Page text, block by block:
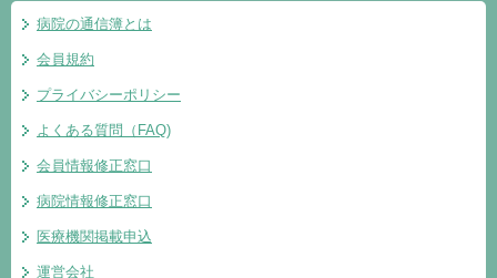
病院の通信簿とは
会員規約
プライバシーポリシー
よくある質問（FAQ)
会員情報修正窓口
病院情報修正窓口
医療機関掲載申込
運営会社